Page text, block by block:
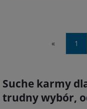
« 1
Suche karmy
trudny wybór,